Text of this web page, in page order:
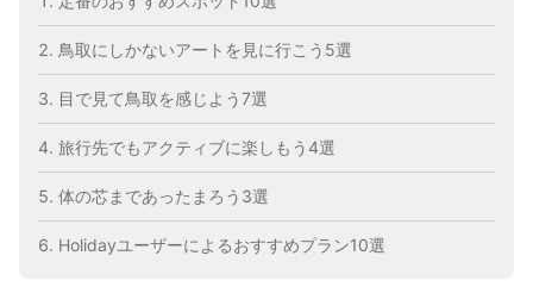
鳥取にしかないアートを見に行こう5選
目で見て鳥取を感じよう7選
旅行先でもアクティブに楽しもう4選
体の芯まであったまろう3選
Holidayユーザーによるおすすめプラン10選